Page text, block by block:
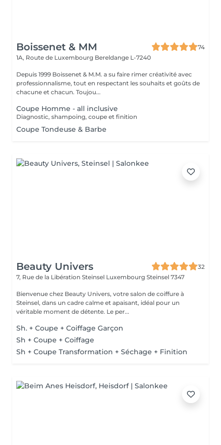
Boissenet & MM
74
1A, Route de Luxembourg Bereldange L-7240
Depuis 1999 Boissenet & M.M. a su faire rimer créativité avec
professionnalisme, tout en respectant les souhaits et goûts de
chacune et chacun. Toujou...
Coupe Homme - all inclusive
Diagnostic, shampoing, coupe et finition
Coupe Tondeuse & Barbe
Beauty Univers
32
7, Rue de la Libération Steinsel Luxembourg Steinsel 7347
Bienvenue chez Beauty Univers, votre salon de coiffure à
Steinsel, dans un cadre calme et apaisant, idéal pour un
véritable moment de détente. Le per...
Sh. + Coupe + Coiffage Garçon
Sh + Coupe + Coiffage
Sh + Coupe Transformation + Séchage + Finition